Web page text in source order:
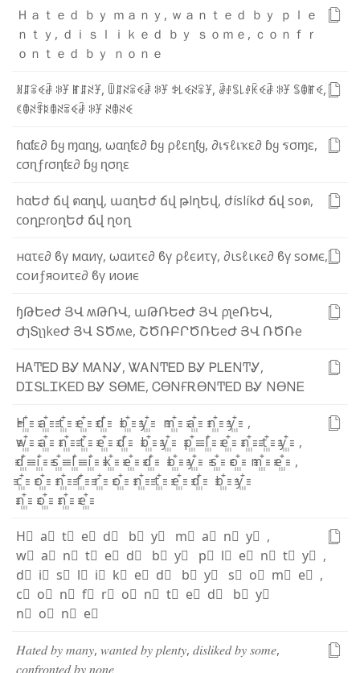
Ｈ ａ ｔ ｅ ｄ ｂ ｙ ｍ ａ ｎ ｙ , ｗ ａ ｎ ｔ ｅ ｄ ｂ ｙ ｐ ｌ ｅ
ｎ ｔ ｙ , ｄ ｉ ｓ ｌ ｉ ｋ ｅ ｄ ｂ ｙ ｓ ｏ ｍ ｅ , ｃ ｏ ｎ ｆ ｒ
ｏ ｎ ｔ ｅ ｄ ｂ ｙ ｎ ｏ ｎ ｅ
ꍩꁲꋖꈼꂠ ꋰꐞ ꂵꁲꋊꐞ, ꅏꁲꋊꋖꈼꂠ ꋰꐞ ꉣ꒒ꈼꋊꋖꐞ, ꂠꂑꌚ꒒ꂑꀗꈼꂠ ꋰꐞ ꌚꂦꂵꈼ,
ꀯꂦꋊꄞꌅꂦꋊꋖꈼꂠ ꋰꐞ ꋊꂦꋊꈼ
ɦαƭε∂ ɓყ ɱαɳყ, ωαɳƭε∂ ɓყ ρℓεɳƭყ, ∂เรℓเҡε∂ ɓყ รσɱε,
cσɳƒɾσɳƭε∂ ɓყ ɳσɳε
հαԵժ ճվ ตαղվ, աαղԵժ ճվ թlղԵվ, ժíslíkժ ճվ sօต,
cօղբɾօղԵժ ճվ ղօղ
нατє∂ ϐγ мαиγ, ωαиτє∂ ϐγ ρℓєиτγ, ∂ιѕℓικє∂ ϐγѕοмє,
ϲοиƒяοиτє∂ ϐγ иοиє
ɧԹԵeԺ ՅՎʍԹՌՎ, աԹՌԵeԺ ՅՎ ρʅeՌԵՎ,
ԺɿՏʅɿkeԺ ՅՎ ՏԾʍe, ՇԾՌԲՐԾՌԵeԺ ՅՎ ՌԾՌe
ᎻᎪͲᎬᎠ ᏴᎽ ᎷᎪΝᎽ, ᏔᎪΝͲᎬᎠ ᏴᎽ ᏢᏞᎬΝͲᎽ,
ᎠᏆՏᏞᏆᏦᎬᎠ ᏴᎽ ՏϴᎷᎬ, ᏟϴΝҒᎡϴΝͲᎬᎠ ᏴᎽ ΝϴΝᎬ
H꙲a꙲t꙲e꙲d꙲ b꙲y꙲ m꙲a꙲ n꙲y꙲ ,
w꙲a꙲ n꙲t꙲e꙲d꙲ b꙲y꙲ p꙲l꙲e꙲ n꙲t꙲y꙲ ,
d꙲i꙲s꙲l꙲i꙲k꙲e꙲d꙲ b꙲y꙲ s꙲ o꙲ m꙲e꙲ ,
c꙲ o꙲ n꙲f꙲r꙲ o꙲ n꙲t꙲e꙲d꙲ b꙲y꙲
n꙲ o꙲ n꙲e꙲
H⃫ a⃫ t⃫ e⃫ d⃫ b⃫ y⃫ m⃫ a⃫ n⃫ y⃫ ,
w⃫ a⃫ n⃫ t⃫ e⃫ d⃫ b⃫ y⃫ p⃫ l⃫ e⃫ n⃫ t⃫ y⃫ ,
d⃫ i⃫ s⃫ l⃫ i⃫ k⃫ e⃫ d⃫ b⃫ y⃫ s⃫ o⃫ m⃫ e⃫ ,
c⃫ o⃫ n⃫ f⃫ r⃫ o⃫ n⃫ t⃫ e⃫ d⃫ b⃫ y⃫
n⃫ o⃫ n⃫ e⃫
𝐻𝑎𝑡𝑒𝑑𝑏𝑦𝑚𝑎𝑛𝑦, 𝑤𝑎𝑛𝑡𝑒𝑑𝑏𝑦𝑝𝑙𝑒𝑛𝑡𝑦, 𝑑𝑖𝑠𝑙𝑖𝑘𝑒𝑑𝑏𝑦𝑠𝑜𝑚𝑒,
𝑐𝑜𝑛𝑓𝑟𝑜𝑛𝑡𝑒𝑑𝑏𝑦𝑛𝑜𝑛𝑒